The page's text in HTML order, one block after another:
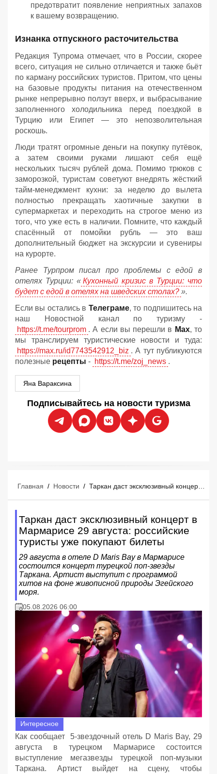
предотвратит появление неприятных запахов
к вашему возвращению.
Изнанка отпускного расточительства
Редакция Тупрома отмечает, что в России, скорее
всего, ситуация не сильно отличается и также бьёт
по карману российских туристов. Притом, что цены
на базовые продукты питания на отечественном
рынке непрерывно ползут вверх, и выбрасывание
заполненного холодильника перед поездкой в
Турцию или Египет — это непозволительная
роскошь.
Люди тратят огромные деньги на покупку путёвок,
а затем своими руками лишают себя ещё
нескольких тысяч рублей дома. Помимо трюков с
заморозкой, туристам советуют внедрять жёсткий
тайм-менеджмент кухни: за неделю до вылета
полностью прекращать хаотичные закупки в
супермаркетах и переходить на строгое меню из
того, что уже есть в наличии. Помните, что каждый
спасённый от помойки рубль — это ваш
дополнительный бюджет на экскурсии и сувениры
на курорте.
Ранее Турпром писал про проблемы с едой в
отелях Турции: « Кухонный кризис в Турции: что
будет с едой в отелях на шведских столах? ».
Если вы остались в Телеграме, то подпишитесь на
наш Новостной канал по туризму -
https://t.me/tourprom . А если вы перешли в Мах, то
мы транслируем туристические новости и туда:
https://max.ru/id7743542912_biz . А тут публикуются
полезные рецепты - https://t.me/zoj_news .
Яна Вараксина
Подписывайтесь на новости туризма
Главная / Новости /
Таркан даст эксклюзивный концерт в
Мармарисе 29 августа: российские
туристы уже покупают билеты
29 августа в отеле D Maris Bay в Мармарисе
состоится концерт турецкой поп-звезды
Таркана. Артист выступит с программой
хитов на фоне живописной природы Эгейского
моря.
05.08.2026 06:00
Интересное
Как сообщает 5-звездочный отель D Maris Bay, 29
августа в турецком Мармарисе состоится
выступление мегазвезды турецкой поп-музыки
Таркана. Артист выйдет на сцену, чтобы